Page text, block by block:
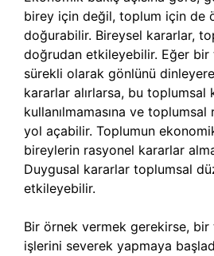
birey için değil, toplum için de
doğurabilir. Bireysel kararlar,
doğrudan etkileyebilir. Eğer
sürekli olarak gönlünü
kararlar alırlarsa, bu toplumsal
kullanılmamasına ve toplumsal
yol açabilir. Toplumun
bireylerin rasyonel kararlar
Duygusal kararlar toplumsal
etkileyebilir.
Bir örnek vermek gerekirse,
işlerini severek yapmaya